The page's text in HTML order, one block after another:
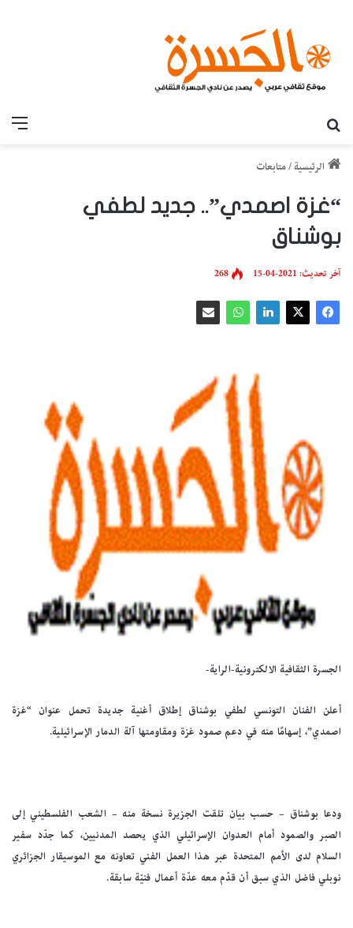
الرئيسية /متابعات
“غزة اصمدي”.. جديد لطفي
بوشناق
آخر تحديث: 2021-04-15 268
الجسرة الثقافية الالكترونية-الراية-
أعلن الفنان التونسي لطفي بوشناق إطلاق أغنية جديدة تحمل عنوان “غزة
اصمدي”، إسهامًا منه في دعم صمود غزة ومقاومتها آلة الدمار الإسرائيلية.
ودعا بوشناق – حسب بيان تلقت الجزيرة نسخة منه – الشعب الفلسطيني إلى
الصبر والصمود أمام العدوان الإسرائيلي الذي يحصد المدنيين، كما جدّد سفير
السلام لدى الأمم المتحدة عبر هذا العمل الفني تعاونه مع الموسيقار الجزائري
نوبلي فاضل الذي سبق أن قدّم معه عدّة أعمال فنيّة سابقة.